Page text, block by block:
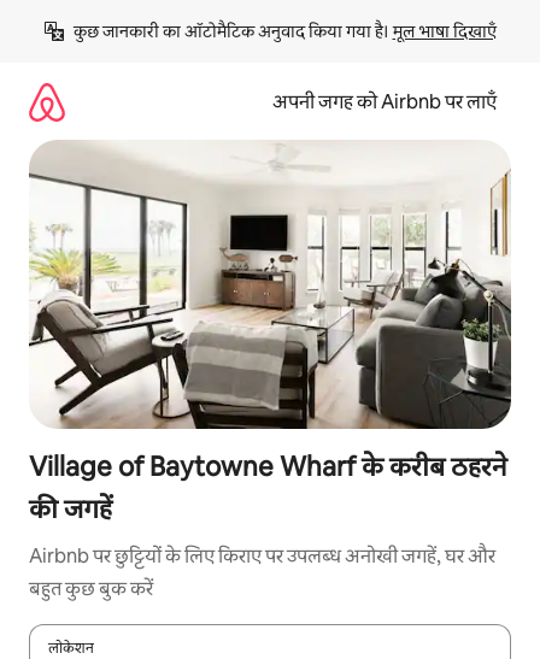
छोड़कर
कॉन्टेंट
कुछ जानकारी का ऑटोमैटिक अनुवाद किया गया है। मूल भाषा दिखाएँ
अपनी जगह को Airbnb पर लाएँ
Village of Baytowne Wharf के करीब ठहरने
की जगहें
Airbnb पर छुट्टियों के लिए किराए पर उपलब्ध अनोखी जगहें, घर और
बहुत कुछ बुक करें
लोकेशन